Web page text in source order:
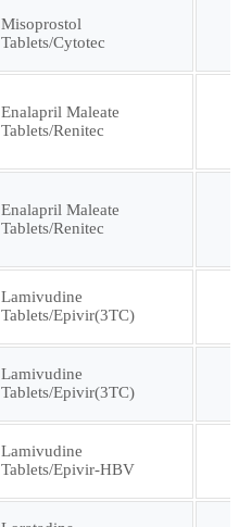
Misoprostol
Tablets/Cytotec
Enalapril Maleate
Tablets/Renitec
Enalapril Maleate
Tablets/Renitec
Lamivudine
Tablets/Epivir(3TC)
Lamivudine
Tablets/Epivir(3TC)
Lamivudine
Tablets/Epivir-HBV